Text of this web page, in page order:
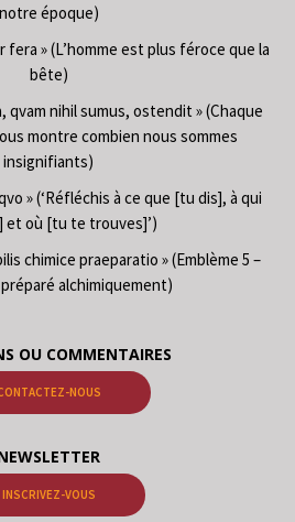
notre époque)
» (L’homme est plus féroce que la
bête)
qvam nihil sumus, ostendit » (Chaque
montre combien nous sommes
insignifiants)
» (‘Réfléchis à ce que [tu dis], à qui
et où [tu te trouves]’)
chimice praeparatio » (Emblème 5 –
alchimiquement)
OU COMMENTAIRES
NOUS
INSCRIVEZ-VOUS